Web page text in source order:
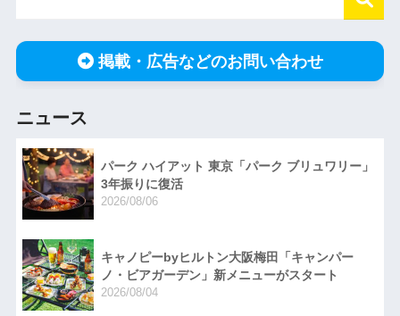
掲載・広告などのお問い合わせ
ニュース
パーク ハイアット 東京「パーク ブリュワリー」
3年振りに復活
2026/08/06
キャノピーbyヒルトン大阪梅田「キャンパー
ノ・ビアガーデン」新メニューがスタート
2026/08/04